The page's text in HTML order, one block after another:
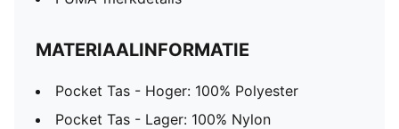
MATERIAALINFORMATIE
Pocket Tas - Hoger: 100% Polyester
Pocket Tas - Lager: 100% Nylon